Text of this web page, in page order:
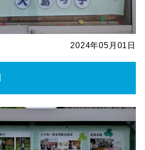
2024年05月01日